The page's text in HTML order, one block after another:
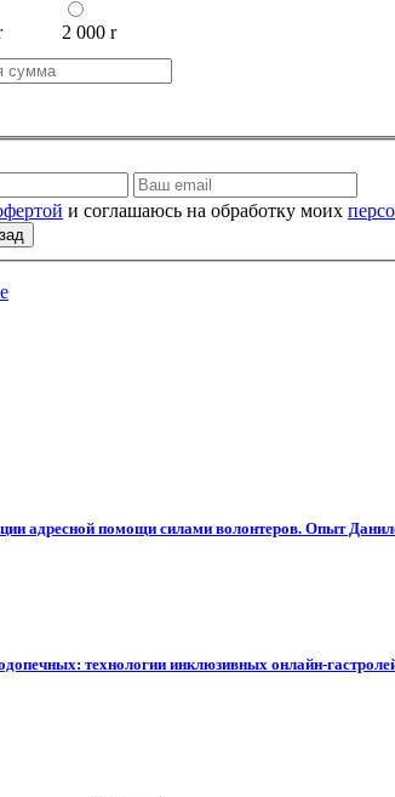
2 000 r
и соглашаюсь на обработку моих
адресной помощи силами волонтеров. Опыт
технологии инклюзивных онлайн-